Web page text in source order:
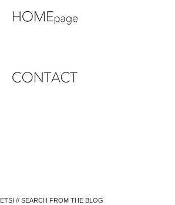
ETSI // SEARCH FROM THE BLOG